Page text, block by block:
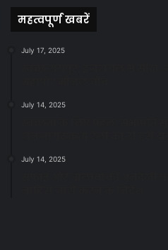
महत्वपूर्ण खबरें
July 17, 2025
July 14, 2025
July 14, 2025